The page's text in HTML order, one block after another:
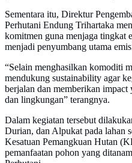
Sementara itu, Direktur
Perhutani Endung Trihartaka
komitmen guna menjaga tingkat
menjadi penyumbang utama
“Selain menghasilkan komoditi
mendukung sustainability agar
berjalan dan memberikan
dan lingkungan” terangnya.
Dalam kegiatan tersebut
Durian, dan Alpukat pada lahan
Kesatuan Pemangkuan Hutan
pemanfaatan pohon yang